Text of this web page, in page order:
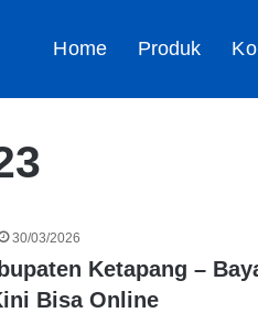
Home Produk
30/03/2026
Ketapang –
Bisa Online